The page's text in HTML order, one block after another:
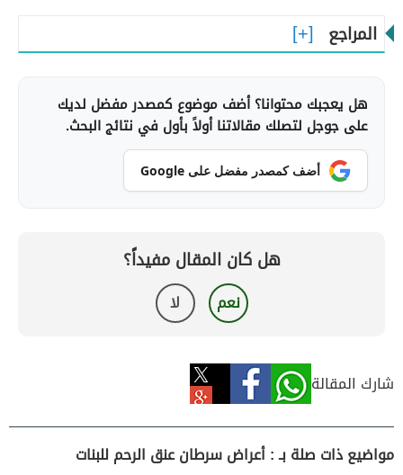
المراجع
هل يعجبك محتوانا؟ أضف موضوع كمصدر مفضل لديك
على جوجل لتصلك مقالاتنا أولاً بأول في نتائج البحث.
أضف كمصدر مفضل على Google
هل كان المقال مفيداً؟
نعم لا
شارك المقالة
مواضيع ذات صلة بـ : أعراض سرطان عنق الرحم للبنات